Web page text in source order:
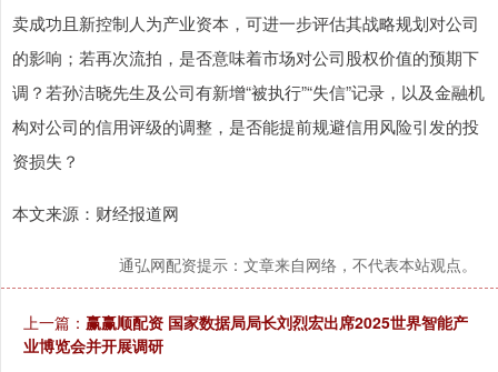
卖成功且新控制人为产业资本，可进一步评估其战略规划对公司
的影响；若再次流拍，是否意味着市场对公司股权价值的预期下
调？若孙洁晓先生及公司有新增“被执行”“失信”记录，以及金融机
构对公司的信用评级的调整，是否能提前规避信用风险引发的投
资损失？
本文来源：财经报道网
通弘网配资提示：文章来自网络，不代表本站观点。
上一篇： 赢赢顺配资 国家数据局局长刘烈宏出席2025世界智能产
业博览会并开展调研